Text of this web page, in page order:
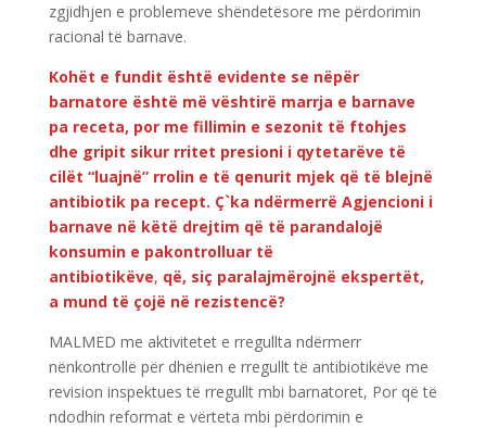
zgjidhjen e problemeve shëndetësore me përdorimin
racional të barnave.
Kohët e fundit është evidente se nëpër
barnatore është më vështirë marrja e barnave
pa receta, por me fillimin e sezonit të ftohjes
dhe gripit sikur rritet presioni i qytetarëve të
cilët “luajnë” rrolin e të qenurit mjek që të blejnë
antibiotik pa recept. Ç`ka ndërmerrë Agjencioni i
barnave në këtë drejtim që të parandalojë
konsumin e pakontrolluar të
antibiotikëve, që, siç paralajmërojnë ekspertët,
a mund të çojë në rezistencë?
MALMED me aktivitetet e rregullta ndërmerr
nënkontrollë për dhënien e rregullt të antibiotikëve me
revision inspektues të rregullt mbi barnatoret, Por që të
ndodhin reformat e vërteta mbi përdorimin e